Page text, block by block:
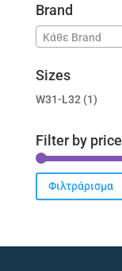
Brand
Κάθε Brand
Sizes
W31-L32 (1)
Filter by price
Φιλτράρισμα